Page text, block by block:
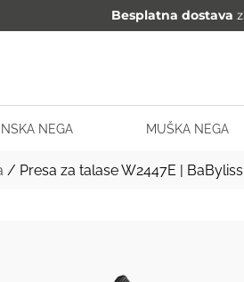
Besplatna dostava
NEGA MUŠKA NEGA
/ Presa za talase W2447E |